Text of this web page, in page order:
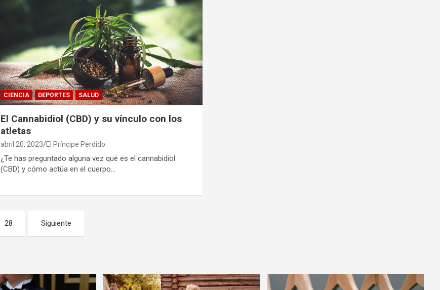
CIENCIA DEPORTES SALUD
El Cannabidiol (CBD) y su vínculo con los
atletas
abril 20, 2023 El Príncipe Perdido
¿Te has preguntado alguna vez qué es el cannabidiol
(CBD) y cómo actúa en el cuerpo…
28 Siguiente